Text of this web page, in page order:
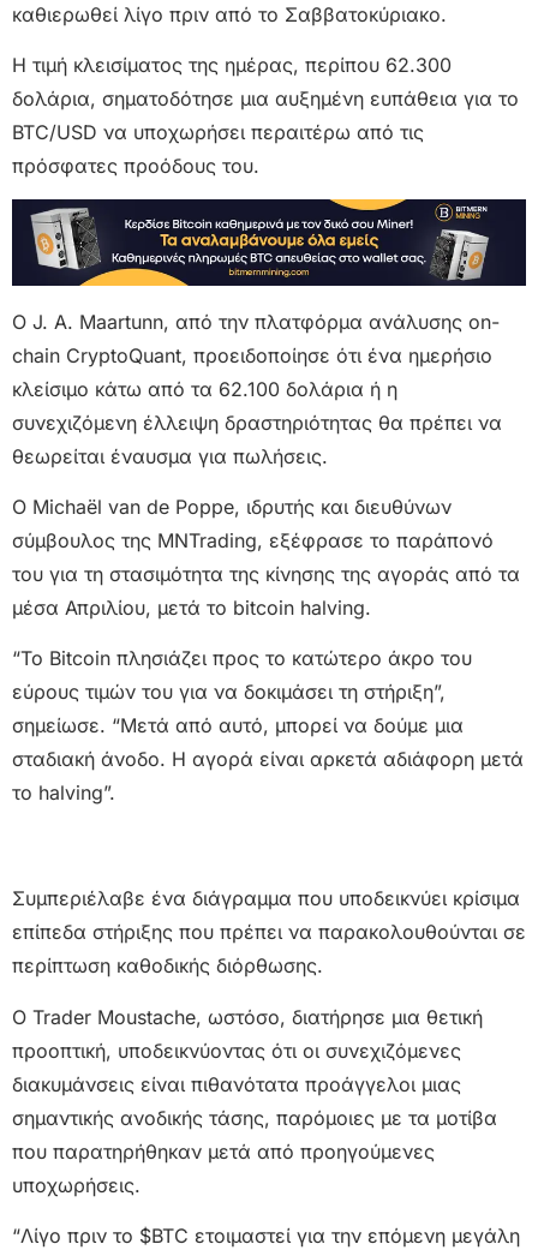
καθιερωθεί λίγο πριν από το Σαββατοκύριακο.
Η τιμή κλεισίματος της ημέρας, περίπου 62.300
δολάρια, σηματοδότησε μια αυξημένη ευπάθεια για το
BTC/USD να υποχωρήσει περαιτέρω από τις
πρόσφατες προόδους του.
O J. A. Maartunn, από την πλατφόρμα ανάλυσης on-
chain CryptoQuant, προειδοποίησε ότι ένα ημερήσιο
κλείσιμο κάτω από τα 62.100 δολάρια ή η
συνεχιζόμενη έλλειψη δραστηριότητας θα πρέπει να
θεωρείται έναυσμα για πωλήσεις.
Ο Michaël van de Poppe, ιδρυτής και διευθύνων
σύμβουλος της MNTrading, εξέφρασε το παράπονό
του για τη στασιμότητα της κίνησης της αγοράς από τα
μέσα Απριλίου, μετά το bitcoin halving.
“Το Bitcoin πλησιάζει προς το κατώτερο άκρο του
εύρους τιμών του για να δοκιμάσει τη στήριξη”,
σημείωσε. “Μετά από αυτό, μπορεί να δούμε μια
σταδιακή άνοδο. Η αγορά είναι αρκετά αδιάφορη μετά
το halving”.
Συμπεριέλαβε ένα διάγραμμα που υποδεικνύει κρίσιμα
επίπεδα στήριξης που πρέπει να παρακολουθούνται σε
περίπτωση καθοδικής διόρθωσης.
Ο Trader Moustache, ωστόσο, διατήρησε μια θετική
προοπτική, υποδεικνύοντας ότι οι συνεχιζόμενες
διακυμάνσεις είναι πιθανότατα προάγγελοι μιας
σημαντικής ανοδικής τάσης, παρόμοιες με τα μοτίβα
που παρατηρήθηκαν μετά από προηγούμενες
υποχωρήσεις.
“Λίγο πριν το $BTC ετοιμαστεί για την επόμενη μεγάλη